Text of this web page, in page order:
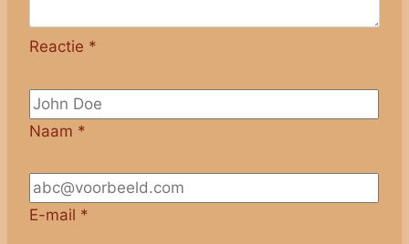
Reactie *
Naam *
E-mail *